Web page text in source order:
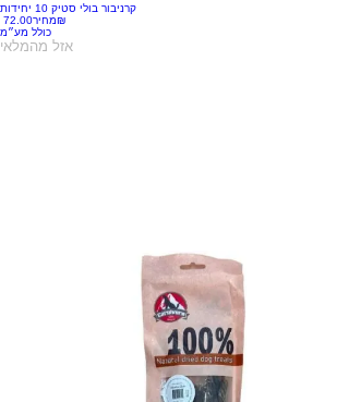
קרניבור בולי סטיק 10 יחידות
מחיר‏72.00 ‏₪
כולל מע״מ
אזל מהמלאי